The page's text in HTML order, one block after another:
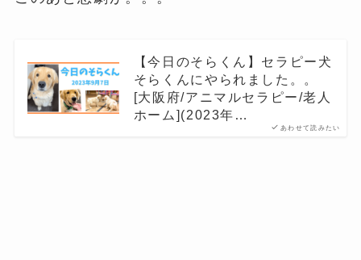
あわせて読みたい
【今日のそらくん】セラピー犬
そらくんにやられました。。
[大阪府/アニマルセラピー/老人
ホーム](2023年…